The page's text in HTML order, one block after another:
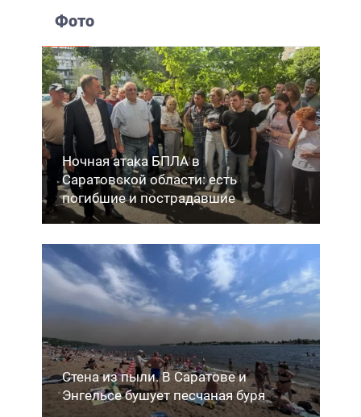
Фото
Ночная атака БПЛА в
Саратовской области: есть
погибшие и пострадавшие
Стена из пыли. В Саратове и
Энгельсе бушует песчаная буря